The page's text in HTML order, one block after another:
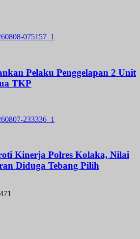
Pelaku Penggelapan 2 Unit
TKP
Kinerja Polres Kolaka, Nilai
Diduga Tebang Pilih